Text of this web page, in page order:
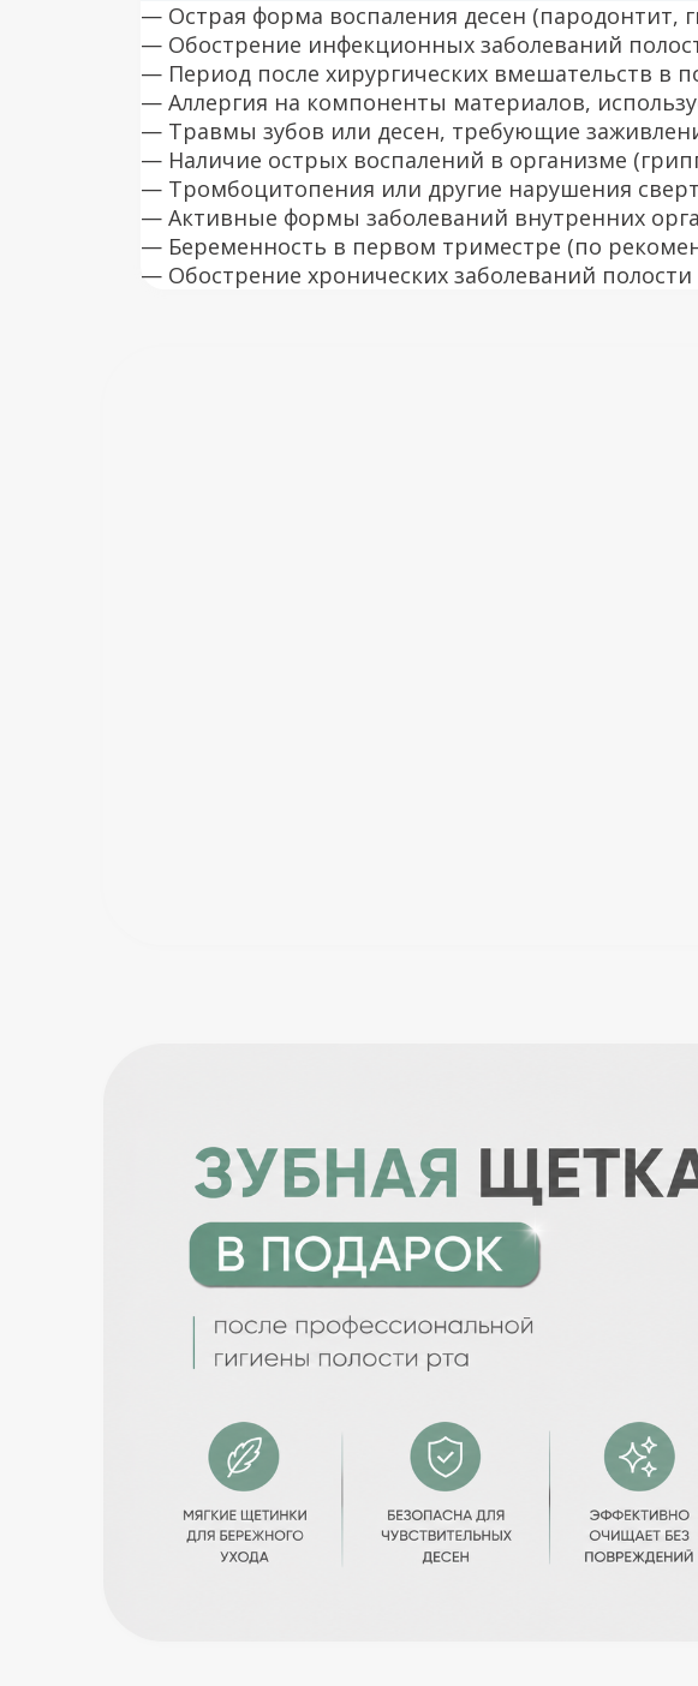
— Острая форма воспаления десен (пародонтит,
— Обострение инфекционных заболеваний
— Период после хирургических вмешательств в
— Аллергия на компоненты материалов,
— Травмы зубов или десен, требующие
— Наличие острых воспалений в организме
— Тромбоцитопения или другие нарушения
— Активные формы заболеваний внутренних
— Беременность в первом триместре (по
— Обострение хронических заболеваний